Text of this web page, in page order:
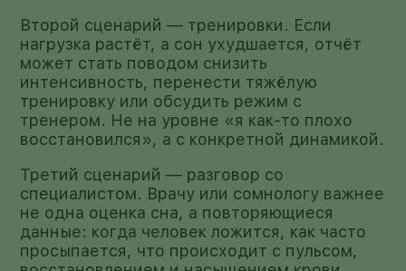
Второй сценарий — тренировки. Если
нагрузка растёт, а сон ухудшается, отчёт
может стать поводом снизить
интенсивность, перенести тяжёлую
тренировку или обсудить режим с
тренером. Не на уровне «я как-то плохо
восстановился», а с конкретной динамикой.
Третий сценарий — разговор со
специалистом. Врачу или сомнологу важнее
не одна оценка сна, а повторяющиеся
данные: когда человек ложится, как часто
просыпается, что происходит с пульсом,